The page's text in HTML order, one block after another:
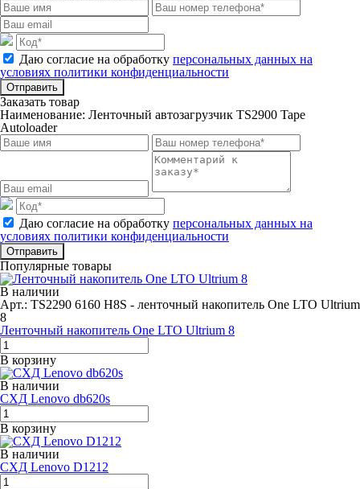
Даю согласие на обработку персональных данных на
условиях политики конфиденциальности
Отправить
Заказать товар
Наименование: Ленточный автозагрузчик TS2900 Tape
Autoloader
Даю согласие на обработку персональных данных на
условиях политики конфиденциальности
Отправить
Популярные товары
В наличии
Арт.: TS2290 6160 H8S - ленточный накопитель One LTO Ultrium
8
Ленточный накопитель One LTO Ultrium 8
В корзину
В наличии
СХД Lenovo db620s
В корзину
В наличии
СХД Lenovo D1212